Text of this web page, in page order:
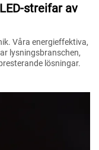
streifar av
Våra energieffektiva,
lysningsbranschen,
lösningar.